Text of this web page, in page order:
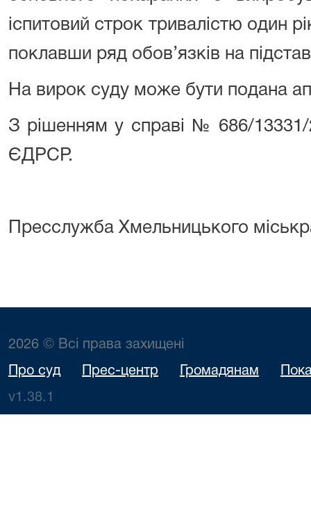
іспитовий строк тривалістю один
поклавши ряд обов’язків на
На вирок суду може бути подана
З рішенням у справі № 686/
ЄДРСР.
Пресслужба Хмельницького
2026 © Всі права захищені
Про суд Прес-центр Громадянам
v1.38.1